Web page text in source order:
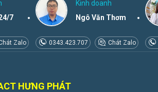
7
Zalo
Kinh doanh
Ngô Văn Thơm
0343.423.707 Chát Zalo
HƯNG PHÁT